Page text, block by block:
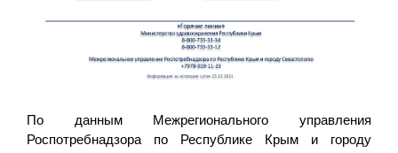
По данным Межрегионального управления
Роспотребнадзора по Республике Крым и городу